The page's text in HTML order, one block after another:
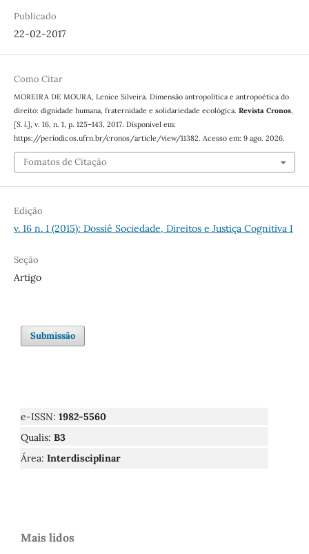
Publicado
22-02-2017
Como Citar
MOREIRA DE MOURA, Lenice Silveira. Dimensão antropolítica e antropoética do
direito: dignidade humana, fraternidade e solidariedade ecológica. Revista Cronos,
[S. l.], v. 16, n. 1, p. 125–143, 2017. Disponível em:
https://periodicos.ufrn.br/cronos/article/view/11382. Acesso em: 9 ago. 2026.
Fomatos de Citação
Edição
v. 16 n. 1 (2015): Dossiê Sociedade, Direitos e Justiça Cognitiva I
Seção
Artigo
Submissão
e-ISSN: 1982-5560
Qualis: B3
Área: Interdisciplinar
Mais lidos